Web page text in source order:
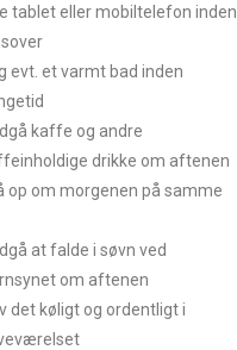
tablet eller mobiltelefon inden
evt. et varmt bad inden
kaffe og andre
drikke om aftenen
op om morgenen på samme
at falde i søvn ved
om aftenen
det køligt og ordentligt i